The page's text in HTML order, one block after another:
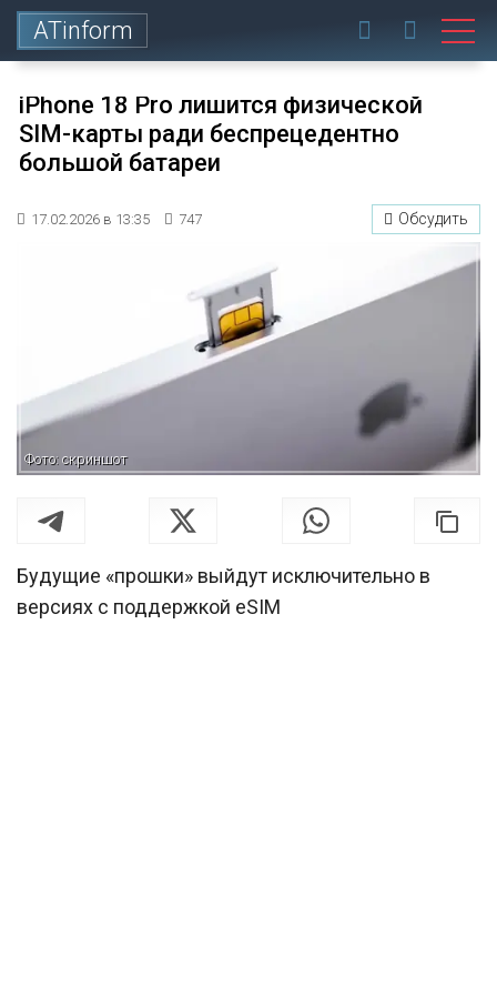
ATinform
iPhone 18 Pro лишится физической
SIM-карты ради беспрецедентно
большой батареи
17.02.2026 в 13:35 747 Обсудить
Фото: скриншот
Будущие «прошки» выйдут исключительно в
версиях с поддержкой eSIM